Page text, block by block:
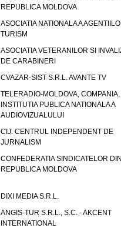
REPUBLICA MOLDOVA
ASOCIATIA NATIONALA A
TURISM
ASOCIATIA VETERANILOR SI
DE CARABINERI
CVAZAR-SIST S.R.L. AVANTE TV
TELERADIO-MOLDOVA, COMPANIA,
INSTITUTIA PUBLICA NATIONALA A
AUDIOVIZUALULUI
CIJ. CENTRUL INDEPENDENT DE
JURNALISM
CONFEDERATIA SINDICATELOR
REPUBLICA MOLDOVA
DIXI MEDIA S.R.L.
ANGIS-TUR S.R.L., S.C. - AKCENT
INTERNATIONAL